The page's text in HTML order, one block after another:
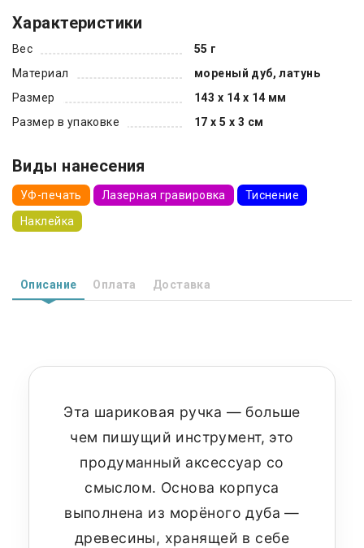
Характеристики
Вес
55 г
Материал
мореный дуб, латунь
Размер
143 х 14 х 14 мм
Размер в упаковке
17 х 5 х 3 см
Виды нанесения
УФ-печать Лазерная гравировка
Тиснение
Наклейка
Описание Оплата Доставка
Эта шариковая ручка — больше
чем пишущий инструмент, это
продуманный аксессуар со
смыслом. Основа корпуса
выполнена из морёного дуба —
древесины, хранящей в себе